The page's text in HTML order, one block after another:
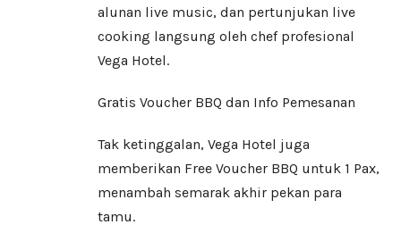
alunan live music, dan pertunjukan live
cooking langsung oleh chef profesional
Vega Hotel.
Gratis Voucher BBQ dan Info Pemesanan
Tak ketinggalan, Vega Hotel juga
memberikan Free Voucher BBQ untuk 1 Pax,
menambah semarak akhir pekan para
tamu.